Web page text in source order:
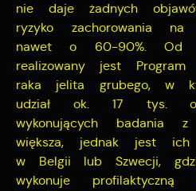
nie daje żadnych
ryzyko zachorowania
nawet o 60-90%.
realizowany jest Program
raka jelita grubego, w
udział ok. 17 tys.
wykonujących
większa, jednak jest
w Belgii lub Szwecji,
wykonuje profilaktyczną